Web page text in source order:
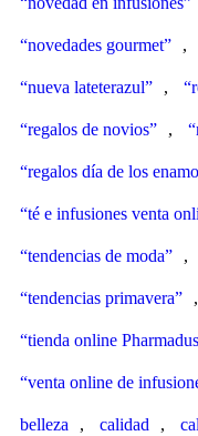
“novedades gourmet” ,
“nueva lateterazul” ,
“regalos de novios” ,
“regalos día de los
“té e infusiones venta
“tendencias de moda” ,
“tendencias primavera” ,
“tienda online
“venta online de
belleza , calidad ,